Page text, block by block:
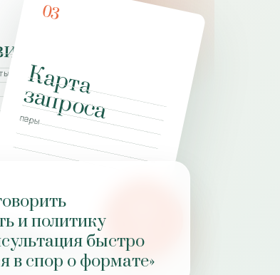
03
К
а
р
т
а
з
а
п
р
о
с
а
пары
ПРАКТИКИ
и политику
быстро
в спор о формате»